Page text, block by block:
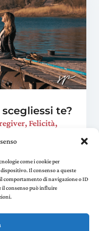
come i cookie per
Il consenso a queste
comportamento di navigazione o ID
il consenso può influire
te?
,Felicità,
"ci voleva un
che non hai
il...